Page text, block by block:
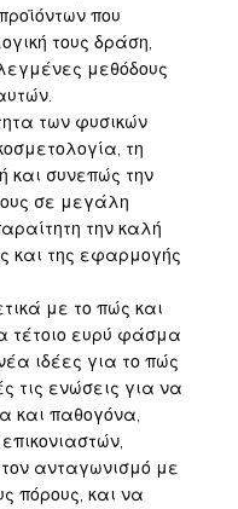
που
τους δράση,
μεθόδους
των φυσικών
τη
και συνεπώς την
σε μεγάλη
την καλή
και της εφαρμογής
με το πώς και
τέτοιο ευρύ φάσμα
ιδέες για το πώς
τις ενώσεις για να
και παθογόνα,
ανταγωνισμό με
πόρους, και να